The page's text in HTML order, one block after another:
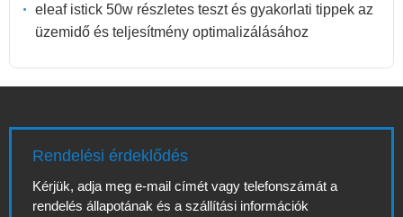
eleaf istick 50w részletes teszt és gyakorlati tippek az
üzemidő és teljesítmény optimalizálásához
Rendelési érdeklődés
Kérjük, adja meg e-mail címét vagy telefonszámát a
rendelés állapotának és a szállítási információk